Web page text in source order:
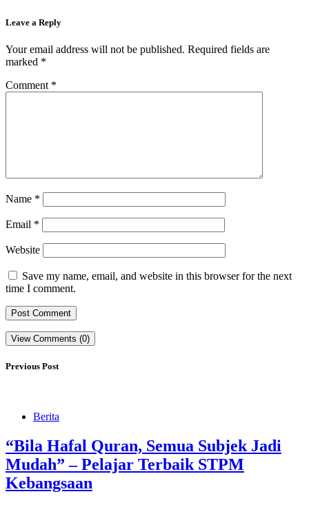
Leave a Reply
Your email address will not be published. Required fields are
marked *
Comment *
Name *
Email *
Website
Save my name, email, and website in this browser for the next
time I comment.
View Comments (0)
Previous Post
Berita
“Bila Hafal Quran, Semua Subjek Jadi
Mudah” – Pelajar Terbaik STPM
Kebangsaan